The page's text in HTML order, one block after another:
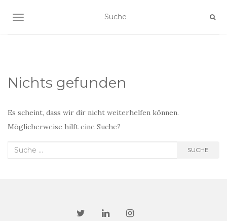
NAVIGATION EIN-/AUSSCHALTEN
Nichts gefunden
Es scheint, dass wir dir nicht weiterhelfen können.
Möglicherweise hilft eine Suche?
Suche
SUCHE